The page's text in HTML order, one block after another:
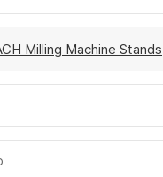
Milling Machine Stands